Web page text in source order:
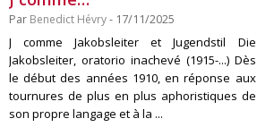
Par Benedict Hévry- 17/11/2025
J comme Jakobsleiter et Jugendstil Die
Jakobsleiter, oratorio inachevé (1915-...) Dès
le début des années 1910, en réponse aux
tournures de plus en plus aphoristiques de
son propre langage et à la ...